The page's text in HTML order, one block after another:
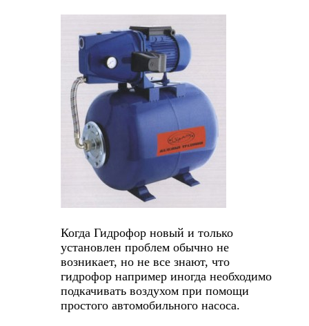
Когда Гидрофор новый и только
установлен проблем обычно не
возникает, но не все знают, что
гидрофор например иногда необходимо
подкачивать воздухом при помощи
простого автомобильного насоса.